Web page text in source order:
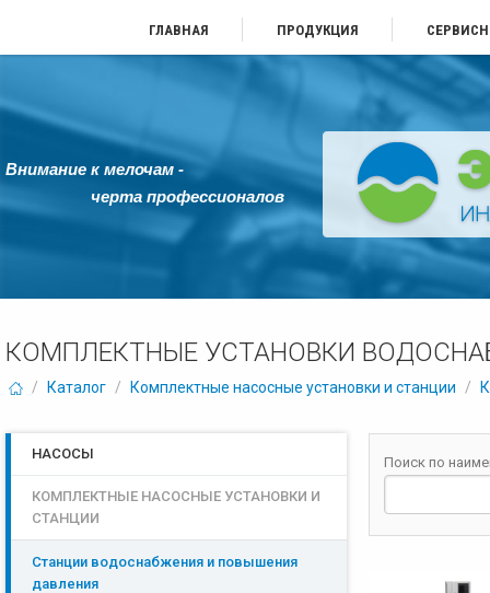
ГЛАВНАЯ ПРОДУКЦИЯ
Внимание к мелочам -
черта профессионалов
КОМПЛЕКТНЫЕ УСТАНОВКИ
/ Каталог / Комплектные насосные установки и станции /
Поиск по
НАСОСЫ
КОМПЛЕКТНЫЕ НАСОСНЫЕ УСТАНОВКИ И
СТАНЦИИ
Станции водоснабжения и повышения
давления